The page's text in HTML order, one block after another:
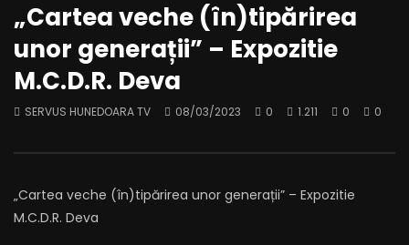
inaugurate la Petroșani
0
561 0 0
prezidențiale,
0
556 0 0
„Cartea veche (în)tipărirea
unor generații” – Expozitie
M.C.D.R. Deva
SERVUS HUNEDOARA TV 08/03/2023 0 1.211 0 0
„Cartea veche (în)tipărirea unor generații” – Expozitie
M.C.D.R. Deva